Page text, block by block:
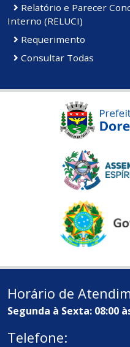
Relatório e Parecer
Interno (RELUCI)
Requerimento
Consultar Todas
Horário de
Segunda à Sexta: 08:00
Telefone: